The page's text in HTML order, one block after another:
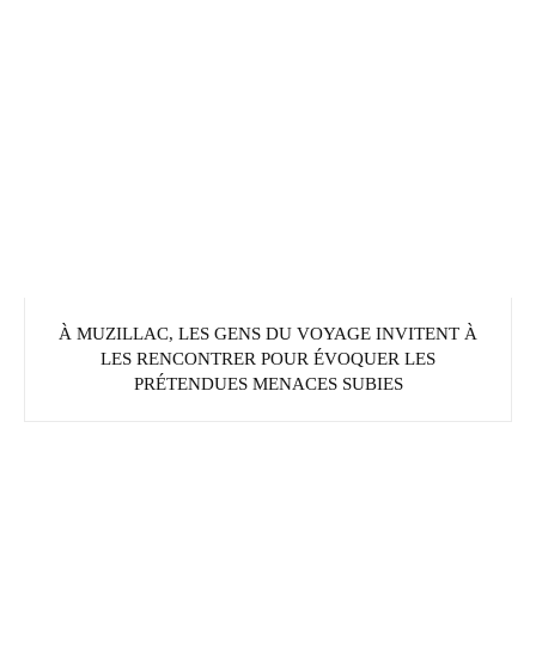
À MUZILLAC, LES GENS DU VOYAGE INVITENT À
LES RENCONTRER POUR ÉVOQUER LES
PRÉTENDUES MENACES SUBIES